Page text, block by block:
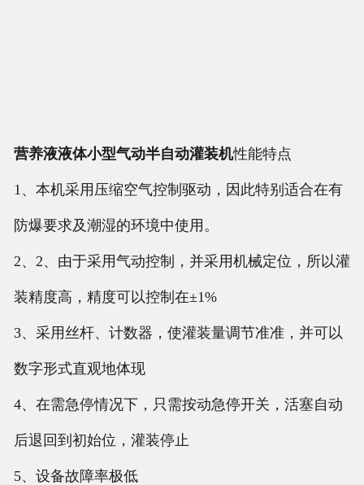
营养液液体小型气动半自动灌装机性能特点
1、本机采用压缩空气控制驱动，因此特别适合在有
防爆要求及潮湿的环境中使用。
2、2、由于采用气动控制，并采用机械定位，所以灌
装精度高，精度可以控制在±1%
3、采用丝杆、计数器，使灌装量调节准准，并可以
数字形式直观地体现
4、在需急停情况下，只需按动急停开关，活塞自动
后退回到初始位，灌装停止
5、设备故障率极低